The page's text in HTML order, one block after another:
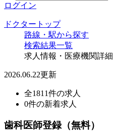
ログイン
ドクタートップ
路線・駅から探す
検索結果一覧
求人情報・医療機関詳細
2026.06.22更新
全1811件の求人
0件の新着求人
歯科医師登録（無料）